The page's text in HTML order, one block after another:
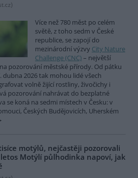
)
Více než 780 měst po celém
světě, z toho sedm v České
republice, se zapojí do
mezinárodní výzvy City Nature
Challenge (CNC) – největší
pozorování městské přírody. Od pátku
dubna 2026 tak mohou lidé všech
volně žijící rostliny, živočichy i
pozorování nahrávat do bezplatné
se koná na sedmi místech v Česku: v
Českých Budějovicích, Uherském
motýlů, nejčastěji pozorovali
Motýlí půlhodinka napoví, jak